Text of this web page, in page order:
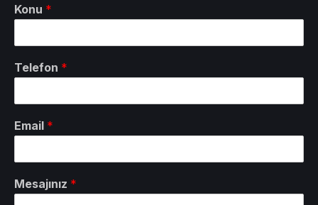
Konu *
Telefon *
Email *
Mesajınız *